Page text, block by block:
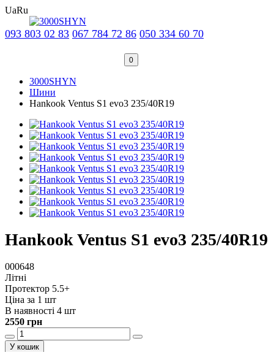
UaRu
093 803 02 83 067 784 72 86 050 334 60 70
0
3000SHYN
Шини
Hankook Ventus S1 evo3 235/40R19
Hankook Ventus S1 evo3 235/40R19
000648
Літні
Протектор 5.5+
Ціна за 1 шт
В наявності 4 шт
2550 грн
У кошик